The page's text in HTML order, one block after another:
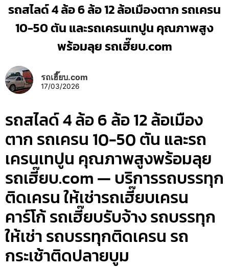
รถสไลด์ 4 ล้อ 6 ล้อ 12 ล้อเมืองตาก รถเครน
10-50 ตัน และรถเครนเทปูน คุณภาพสูง
พร้อมลุย รถเฮี๊ยบ.com
รถเฮี๊ยบ.com
17/03/2026
รถสไลด์ 4 ล้อ 6 ล้อ 12 ล้อเมือง
ตาก รถเครน 10-50 ตัน และรถ
เครนเทปูน คุณภาพสูงพร้อมลุย
รถเฮี๊ยบ.com — บริการรถบรรทุก
ติดเครน ให้เช่ารถเฮี๊ยบเครน
คาร์โก้ รถเฮี๊ยบรับจ้าง รถบรรทุก
ให้เช่า รถบรรทุกติดเครน รถ
กระเช้าติดปลายบูม